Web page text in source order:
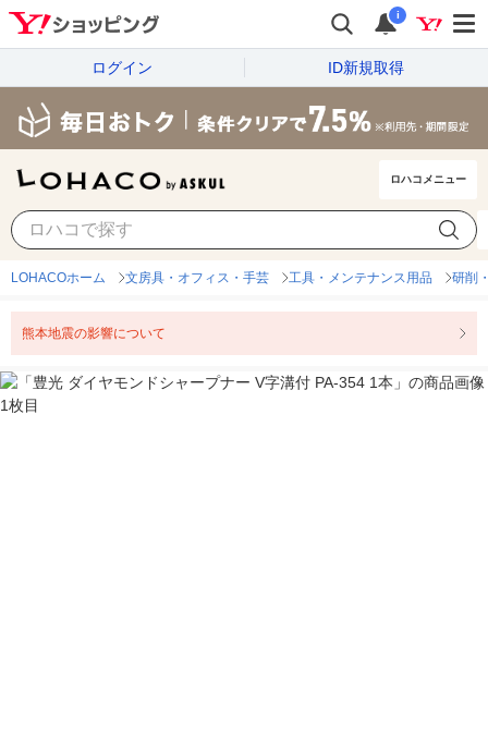
i
ログイン ID新規取得
ロハコメニュー
LOHACOホーム 文房具・オフィス・手芸 工具・メンテナンス用品 研削
熊本地震の影響について